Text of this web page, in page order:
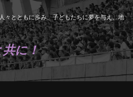
々とともに歩み、子どもたちに夢を与え、地
に！